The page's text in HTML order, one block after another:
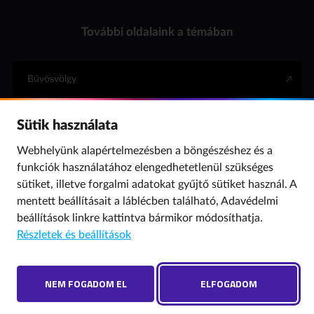
További oldalaink a témában
Bűvösvölgy
Internet Hotline
Para (gyermekvédelem)
© 2019 NMHH Minden jog fenntartva. | Tárhelyszolgáltató: Nemzeti Média- és
Sütik használata
Webhelyünk alapértelmezésben a böngészéshez és a
funkciók használatához elengedhetetlenül szükséges
sütiket, illetve forgalmi adatokat gyűjtő sütiket használ. A
mentett beállításait a láblécben található, Adavédelmi
beállítások linkre kattintva bármikor módosíthatja.
Részletek és beállítások
NEM FOGADOM EL ELFOGADOM